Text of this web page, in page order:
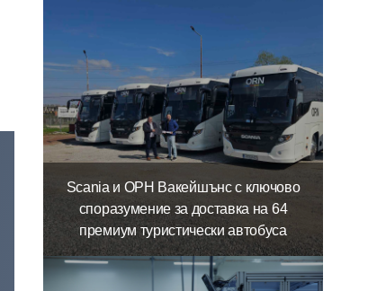
Scania и ОРН Вакейшънс с ключово
споразумение за доставка на 64
премиум туристически автобуса